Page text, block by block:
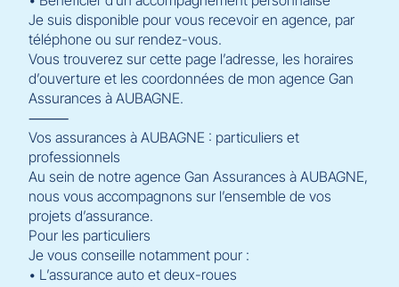
Je suis disponible pour vous recevoir en agence, par
téléphone ou sur rendez-vous.
Vous trouverez sur cette page l’adresse, les horaires
d’ouverture et les coordonnées de mon agence Gan
Assurances à AUBAGNE.
⸻
Vos assurances à AUBAGNE : particuliers et
professionnels
Au sein de notre agence Gan Assurances à AUBAGNE,
nous vous accompagnons sur l’ensemble de vos
projets d’assurance.
Pour les particuliers
Je vous conseille notamment pour :
• L’assurance auto et deux-roues